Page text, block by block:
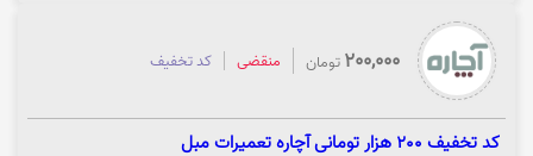
200,000 تومان منقضی کد تخفیف
کد تخفیف 200 هزار تومانی آچاره تعمیرات مبل